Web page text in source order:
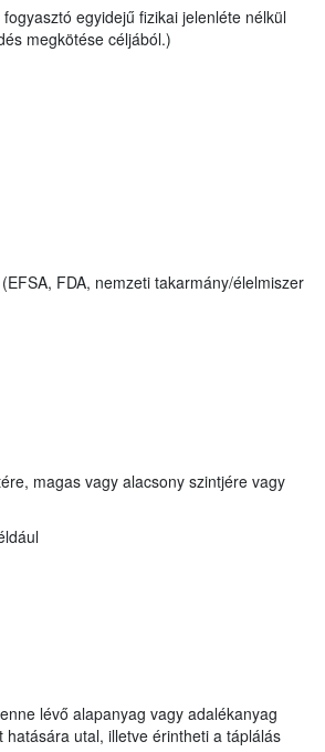
egyidejű fizikai jelenléte nélkül
megkötése céljából.)
FDA, nemzeti takarmány/élelmiszer
magas vagy alacsony szintjére vagy
lévő alapanyag vagy adalékanyag
utal, illetve érintheti a táplálás